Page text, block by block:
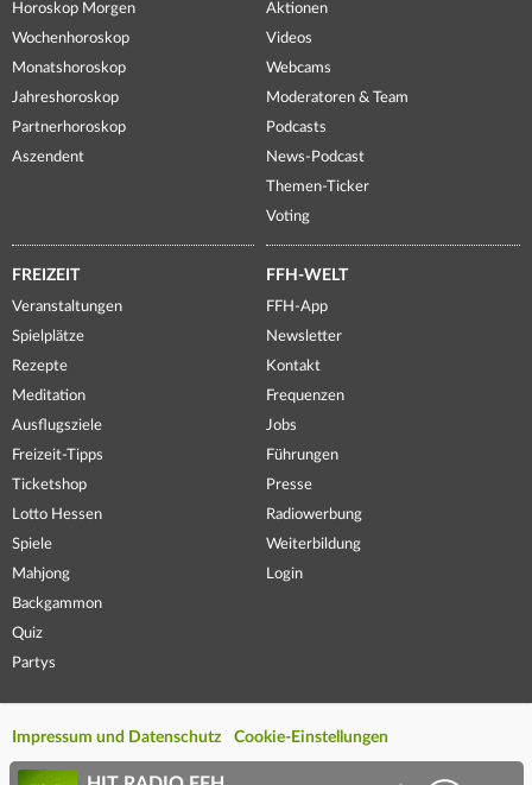
Horoskop Morgen
Wochenhoroskop
Monatshoroskop
Jahreshoroskop
Partnerhoroskop
Aszendent
Aktionen
Videos
Webcams
Moderatoren & Team
Podcasts
News-Podcast
Themen-Ticker
Voting
FREIZEIT
Veranstaltungen
Spielplätze
Rezepte
Meditation
Ausflugsziele
Freizeit-Tipps
Ticketshop
Lotto Hessen
Spiele
Mahjong
Backgammon
Quiz
Partys
FFH-WELT
FFH-App
Newsletter
Kontakt
Frequenzen
Jobs
Führungen
Presse
Radiowerbung
Weiterbildung
Login
Impressum und Datenschutz Cookie-Einstellungen